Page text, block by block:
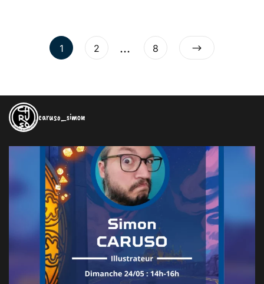
1 2 … 8
caruso_simon